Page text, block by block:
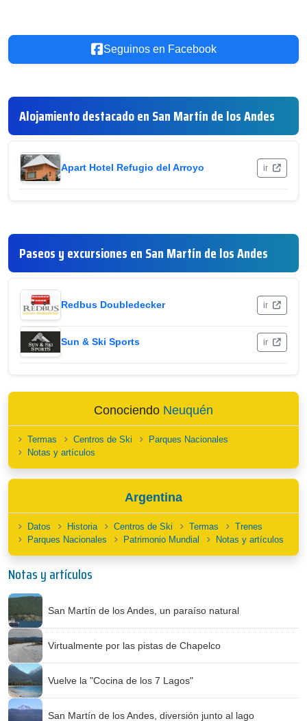
Seguinos en Facebook
Alojamiento destacado en San Martín de los Andes
Apart Hotel Refugio del Arroyo ir
Paseos y excursiones en San Martín de los Andes
Redbus Doubledecker ir
Sun & Ski Sports ir
Conociendo Neuquén
Termas Centros de Ski
Parques Nacionales
Notas y artículos
Argentina
Datos Historia Centros de Ski Termas
Trenes
Parques Nacionales
Patrimonio Mundial Notas y artículos
Notas y artículos
San Martín de los Andes, un paraíso natural
Virtualmente por las pistas de Chapelco
Vuelve la "Cocina de los 7 Lagos"
San Martín de los Andes, diversión junto al lago